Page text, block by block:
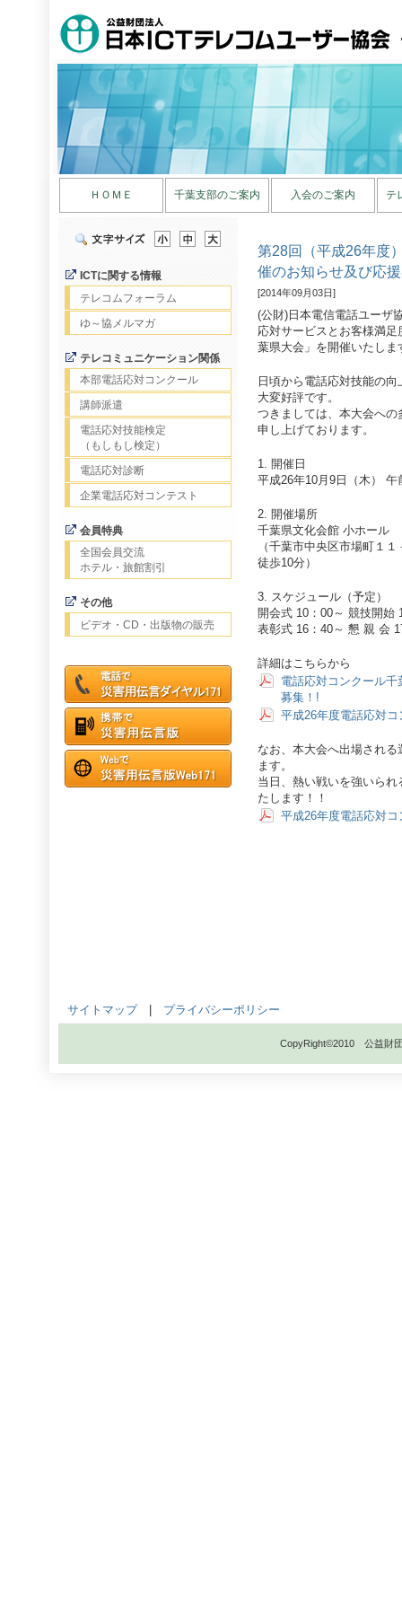
ＨＯＭＥ 千葉支部のご案内 入会のご案内 テ
ICTに関する情報
テレコムフォーラム
ゆ～協メルマガ
テレコミュニケーション関係
本部電話応対コンクール
講師派遣
電話応対技能検定
（もしもし検定）
電話応対診断
企業電話応対コンテスト
会員特典
全国会員交流
ホテル・旅館割引
その他
ビデオ・CD・出版物の販売
第28回（平成26年度
催のお知らせ及び応
[2014年09月03日]
(公財)日本電信電話ユーザ
応対サービスとお客様満
葉県大会」を開催いたしま
日頃から電話応対技能の
大変好評です。
つきましては、本大会へ
申し上げております。
1. 開催日
平成26年10月9日（木） 午
2. 開催場所
千葉県文化会館 小ホール
（千葉市中央区市場町１
徒歩10分）
3. スケジュール（予定）
開会式 10：00～ 競技開始
表彰式 16：40～ 懇 親 会
詳細はこちらから
電話応対コンクール
募集！!
平成26年度電話応対
なお、本大会へ出場され
ます。
当日、熱い戦いを強いら
たします！！
平成26年度電話応対
サイトマップ| プライバシーポリシー
CopyRight©2010 公益財